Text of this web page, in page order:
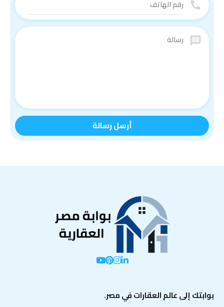
بوابتك إلى عالم العقارات في مصر.